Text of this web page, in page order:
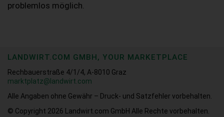
problemlos möglich.
LANDWIRT.COM GMBH, YOUR MARKETPLACE
Rechbauerstraße 4/1/4, A-8010 Graz
marktplatz@landwirt.com
Alle Angaben ohne Gewähr – Druck- und Satzfehler vorbehalten.
© Copyright 2026
Landwirt.com GmbH Alle Rechte vorbehalten.